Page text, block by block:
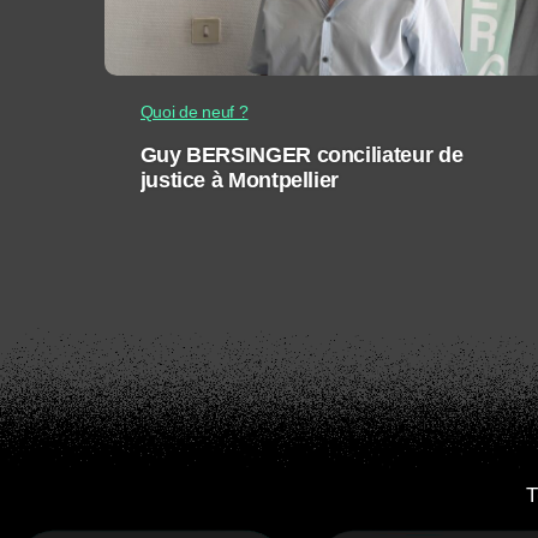
Quoi de neuf ?
Guy BERSINGER conciliateur de
justice à Montpellier